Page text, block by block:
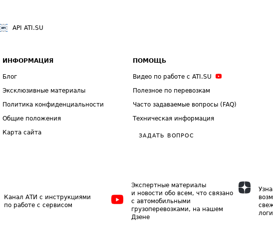
API ATI.SU
ИНФОРМАЦИЯ
Блог
Эксклюзивные материалы
Политика конфиденциальности
Общие положения
Карта сайта
ПОМОЩЬ
Видео по работе с ATI.SU
Полезное по перевозкам
Часто задаваемые вопросы (FAQ)
Техническая информация
ЗАДАТЬ ВОПРОС
Канал АТИ с инструкциями
по работе с сервисом
Экспертные материалы
и новости обо всем, что связано
с автомобильными
грузоперевозками, на нашем
Дзене